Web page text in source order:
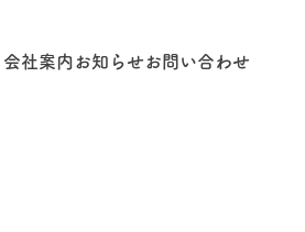
会社案内 お知らせお問い合わせ